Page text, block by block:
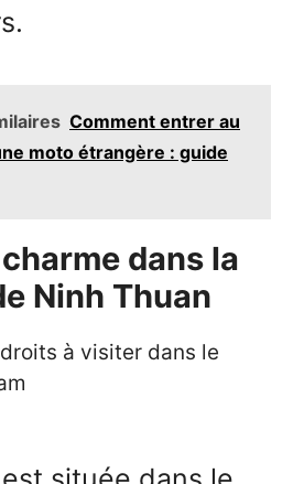
Comment entrer au
moto étrangère : guide
dans la
Ninh Thuan